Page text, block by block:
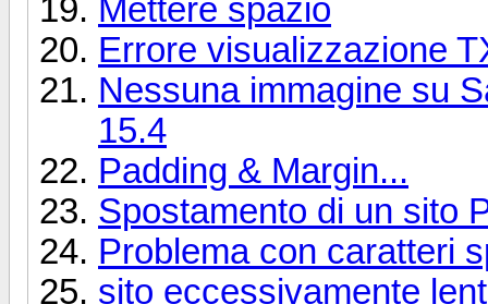
Mettere spazio
Errore visualizzazione
Nessuna immagine su
15.4
Padding & Margin...
Spostamento di un sito
Problema con caratteri
sito eccessivamente